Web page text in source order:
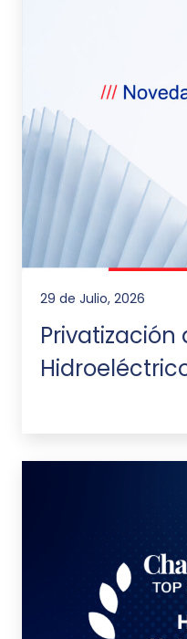
29 de Julio, 2026
Privatización